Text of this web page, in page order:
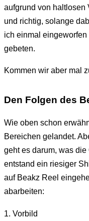
aufgrund von haltlosen
und richtig, solange
ich einmal
gebeten.
Kommen wir aber mal
Den Folgen des
Wie oben schon
Bereichen gelandet.
geht es darum, was
entstand ein riesiger
auf Beakz Reel
abarbeiten:
1. Vorbild